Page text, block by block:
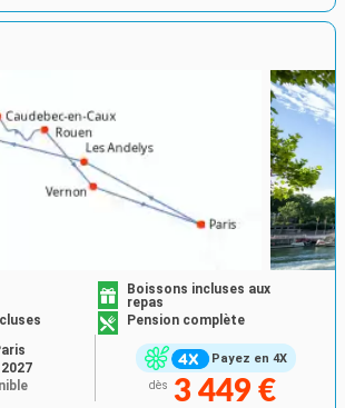
Payez en 4X
Boissons incluses aux
repas
Pension complète
dès 3 449 €